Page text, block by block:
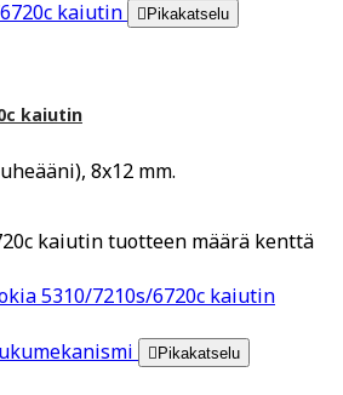
 Pikakatselu
kaiutin
8x12 mm.
kaiutin tuotteen määrä kenttä
5310/7210s/6720c kaiutin
 Pikakatselu